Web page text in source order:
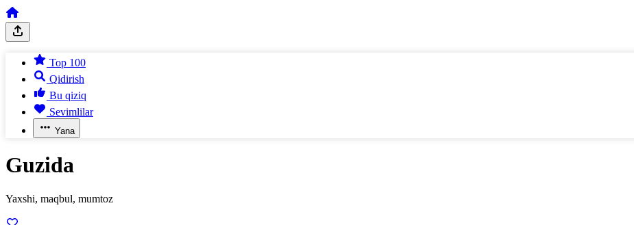
Top 100
Qidirish
Bu qiziq
Sevimlilar
Yana
Guzida
Yaxshi, maqbul, mumtoz